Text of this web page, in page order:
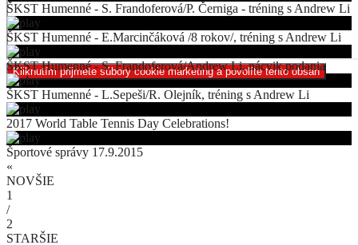
Kliknutím prijmete súbory cookie marketing a povolíte tento obsah
ŠKST Humenné - S. Frandoferová/P. Černiga - tréning s Andrew Li
ŠKST Humenné - E.Marcinčáková /8 rokov/, tréning s Andrew Li
ŠKST Humenné - S. Frandoferová/Andrew Li, nácvik podania
ŠKST Humenné - L.Sepeši/R. Olejník, tréning s Andrew Li
2017 World Table Tennis Day Celebrations!
Športové správy 17.9.2015
«
NOVŠIE
1
/
2
STARŠIE